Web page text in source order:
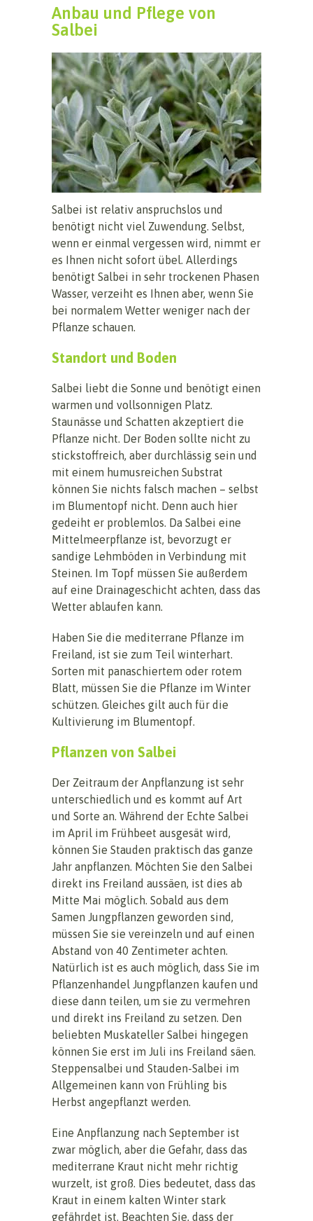
Anbau und Pflege von
Salbei
Salbei ist relativ anspruchslos und
benötigt nicht viel Zuwendung. Selbst,
wenn er einmal vergessen wird, nimmt er
es Ihnen nicht sofort übel. Allerdings
benötigt Salbei in sehr trockenen Phasen
Wasser, verzeiht es Ihnen aber, wenn Sie
bei normalem Wetter weniger nach der
Pflanze schauen.
Standort und Boden
Salbei liebt die Sonne und benötigt einen
warmen und vollsonnigen Platz.
Staunässe und Schatten akzeptiert die
Pflanze nicht. Der Boden sollte nicht zu
stickstoffreich, aber durchlässig sein und
mit einem humusreichen Substrat
können Sie nichts falsch machen – selbst
im Blumentopf nicht. Denn auch hier
gedeiht er problemlos. Da Salbei eine
Mittelmeerpflanze ist, bevorzugt er
sandige Lehmböden in Verbindung mit
Steinen. Im Topf müssen Sie außerdem
auf eine Drainageschicht achten, dass das
Wetter ablaufen kann.
Haben Sie die mediterrane Pflanze im
Freiland, ist sie zum Teil winterhart.
Sorten mit panaschiertem oder rotem
Blatt, müssen Sie die Pflanze im Winter
schützen. Gleiches gilt auch für die
Kultivierung im Blumentopf.
Pflanzen von Salbei
Der Zeitraum der Anpflanzung ist sehr
unterschiedlich und es kommt auf Art
und Sorte an. Während der Echte Salbei
im April im Frühbeet ausgesät wird,
können Sie Stauden praktisch das ganze
Jahr anpflanzen. Möchten Sie den Salbei
direkt ins Freiland aussäen, ist dies ab
Mitte Mai möglich. Sobald aus dem
Samen Jungpflanzen geworden sind,
müssen Sie sie vereinzeln und auf einen
Abstand von 40 Zentimeter achten.
Natürlich ist es auch möglich, dass Sie im
Pflanzenhandel Jungpflanzen kaufen und
diese dann teilen, um sie zu vermehren
und direkt ins Freiland zu setzen. Den
beliebten Muskateller Salbei hingegen
können Sie erst im Juli ins Freiland säen.
Steppensalbei und Stauden-Salbei im
Allgemeinen kann von Frühling bis
Herbst angepflanzt werden.
Eine Anpflanzung nach September ist
zwar möglich, aber die Gefahr, dass das
mediterrane Kraut nicht mehr richtig
wurzelt, ist groß. Dies bedeutet, dass das
Kraut in einem kalten Winter stark
gefährdet ist. Beachten Sie, dass der